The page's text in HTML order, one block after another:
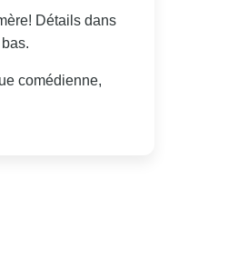
Détails dans
comédienne,